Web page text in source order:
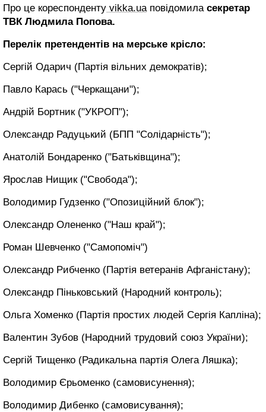
Про це кореспонденту vikka.uaповідомиласекретар
ТВК Людмила Попова.
Перелік претендентів на мерське крісло:
Сергій Одарич (Партія вільних демократів);
Павло Карась ("Черкащани");
Андрій Бортник ("УКРОП");
Олександр Радуцький (БПП "Солідарність");
Анатолій Бондаренко ("Батьківщина");
Ярослав Нищик ("Свобода");
Володимир Гудзенко ("Опозиційний блок");
Олександр Олененко ("Наш край");
Роман Шевченко ("Самопоміч")
Олександр Рибченко (Партія ветеранів Афганістану);
Олександр Піньковський (Народний контроль);
Ольга Хоменко (Партія простих людей Сергія Капліна);
Валентин Зубов (Народний трудовий союз України);
Сергій Тищенко (Радикальна партія Олега Ляшка);
Володимир Єрьоменко (самовисунення);
Володимир Дибенко (самовисування);